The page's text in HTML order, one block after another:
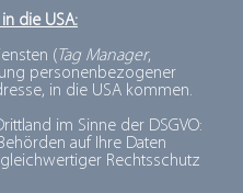
die USA:
(Tag Manager,
personenbezogener
in die USA kommen.
im Sinne der DSGVO:
auf Ihre Daten
Rechtsschutz
werden: der Nutri-
verbraucherfreundliche
einen wichtigen Beitrag
leisten.
des Nutri-
Kennzeichnung.